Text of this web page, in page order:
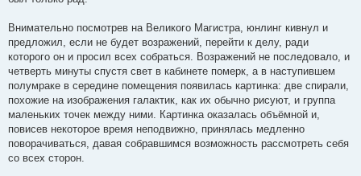
Внимательно посмотрев на Великого Магистра, юнлинг кивнул и
предложил, если не будет возражений, перейти к делу, ради
которого он и просил всех собраться. Возражений не последовало, и
четверть минуты спустя свет в кабинете померк, а в наступившем
полумраке в середине помещения появилась картинка: две спирали,
похожие на изображения галактик, как их обычно рисуют, и группа
маленьких точек между ними. Картинка оказалась объёмной и,
повисев некоторое время неподвижно, принялась медленно
поворачиваться, давая собравшимся возможность рассмотреть себя
со всех сторон.